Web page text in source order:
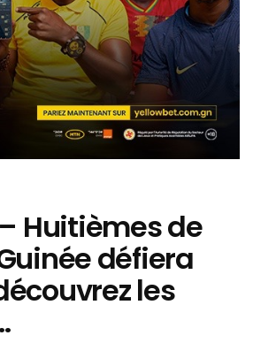
– Huitièmes de
défiera
les